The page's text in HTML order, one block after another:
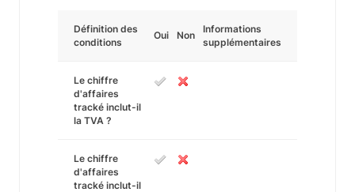
Définition des
conditions
Oui Non
Informations
supplémentaires
Le chiffre
d'affaires
tracké inclut-il
la TVA ?
Le chiffre
d'affaires
tracké inclut-il